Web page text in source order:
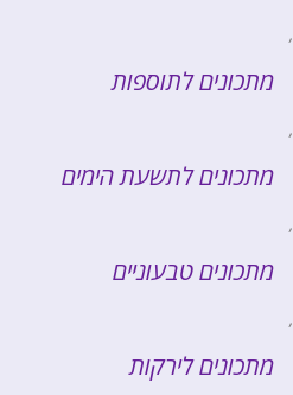
,
מתכונים לתוספות
,
מתכונים לתשעת הימים
,
מתכונים טבעוניים
,
מתכונים לירקות